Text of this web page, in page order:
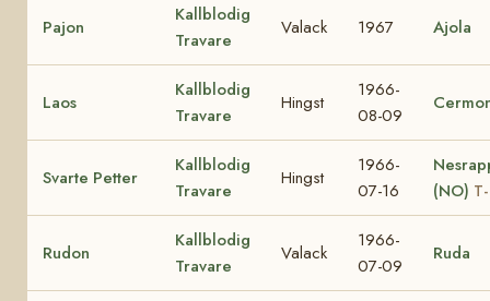
Pajon
Kallblodig
Travare
Valack 1967 Ajola
Laos
Kallblodig
Travare
Hingst
1966-
08-09
Svarte Petter
Kallblodig
Travare
Hingst
1966-
07-16
(NO)
Rudon
Kallblodig
Travare
Valack
1966-
07-09
Ruda